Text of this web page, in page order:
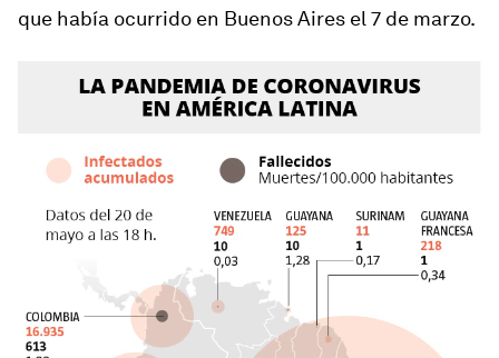
que había ocurrido en Buenos Aires el 7 de marzo.